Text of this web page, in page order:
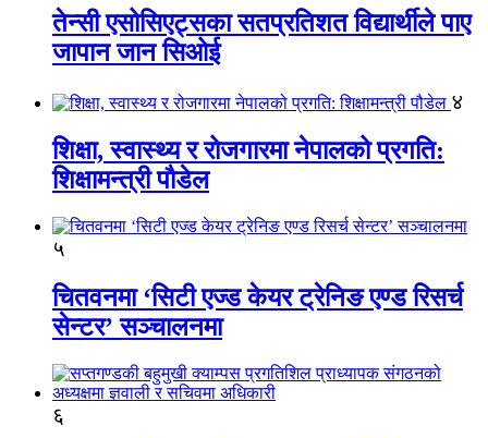
तेन्सी एसोसिएट्सका सतप्रतिशत विद्यार्थीले पाए
जापान जान सिओई
४
शिक्षा, स्वास्थ्य र रोजगारमा नेपालको प्रगति:
शिक्षामन्त्री पौडेल
५
चितवनमा ‘सिटी एज्ड केयर ट्रेनिङ एण्ड रिसर्च
सेन्टर’ सञ्चालनमा
६